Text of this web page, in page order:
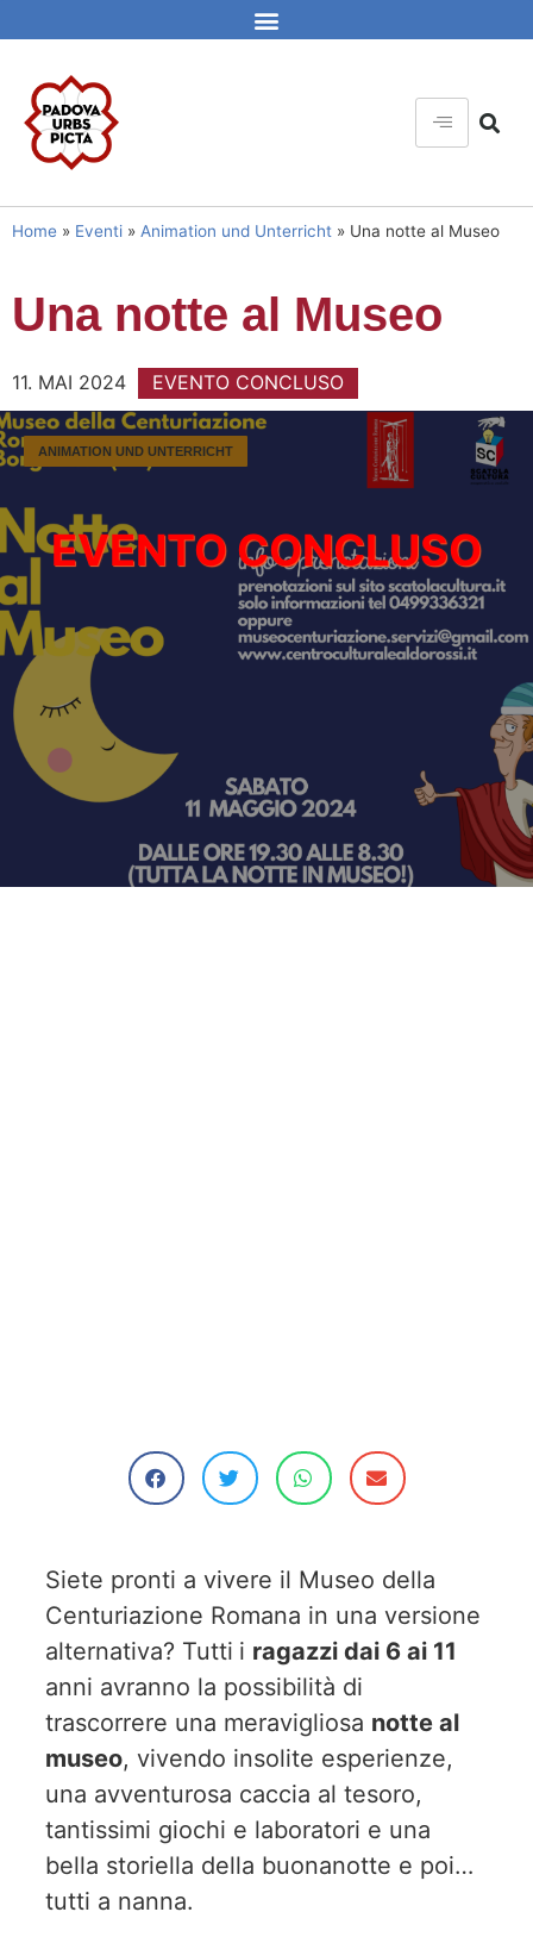
Home » Eventi » Animation und Unterricht » Una notte al Museo
Una notte al Museo
11. MAI 2024 EVENTO CONCLUSO
ANIMATION UND UNTERRICHT
Siete pronti a vivere il Museo della
Centuriazione Romana in una versione
alternativa? Tutti i ragazzi dai 6 ai 11
anni avranno la possibilità di
trascorrere una meravigliosa notte al
museo, vivendo insolite esperienze,
una avventurosa caccia al tesoro,
tantissimi giochi e laboratori e una
bella storiella della buonanotte e poi…
tutti a nanna.